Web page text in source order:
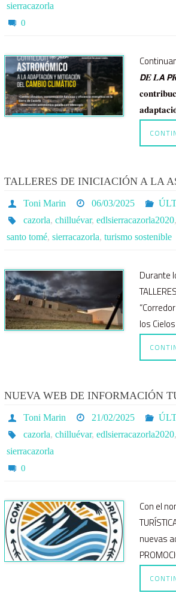
sierracazorla
0
𝘿𝑬 𝑳𝘼
TALLERES DE INICIACIÓN A LA
Toni Marin 06/03/2025
cazorla, chilluévar, edlsierracazorla2020,
santo tomé, sierracazorla, turismo sostenible
Durante
los
NUEVA WEB DE INFORMACIÓN
Toni Marin 21/02/2025
cazorla, chilluévar, edlsierracazorla2020,
sierracazorla
0
Con el
nuevas